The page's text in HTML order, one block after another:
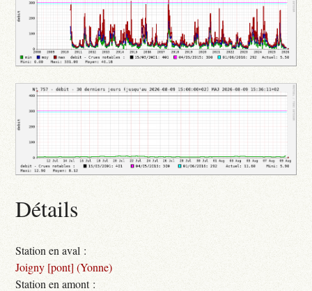
Détails
Station en aval :
Joigny [pont] (Yonne)
Station en amont :